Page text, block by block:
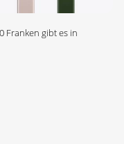
Franken gibt es in